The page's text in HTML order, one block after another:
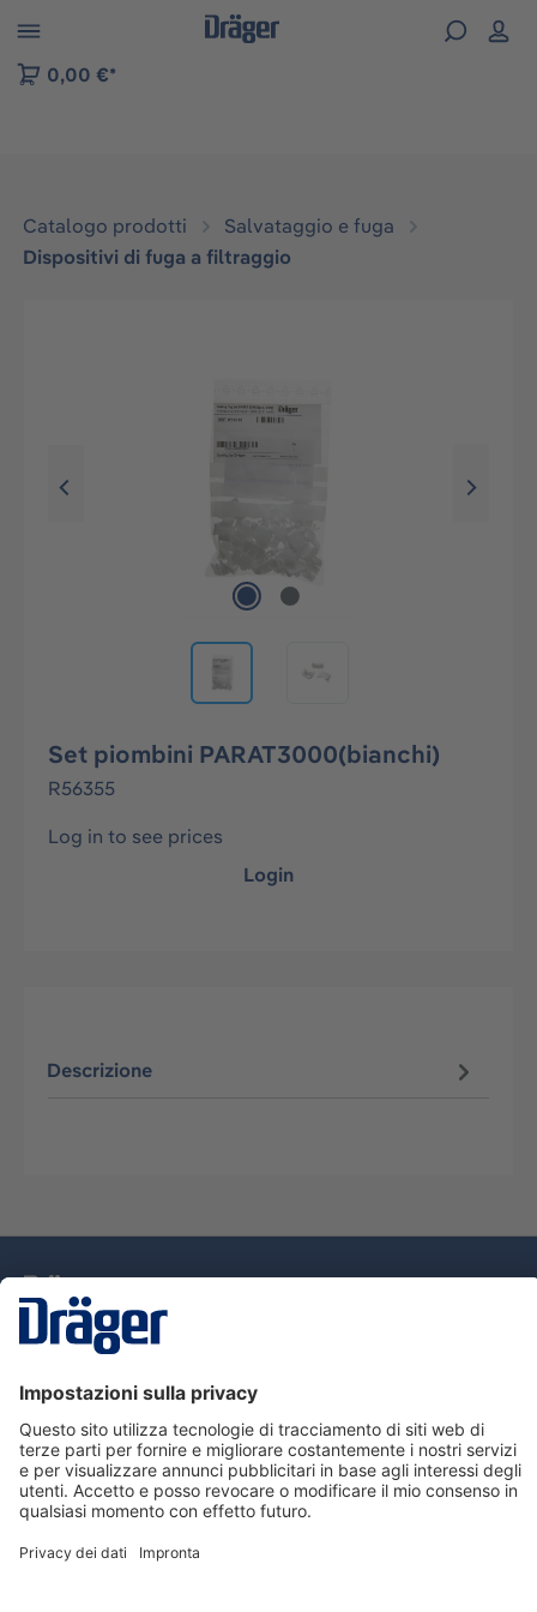
Skip to B2B platform navigation
0,00 €*
Catalogo prodotti
Salvataggio e fuga
Dispositivi di fuga a filtraggio
Set piombini PARAT3000(bianchi)
R56355
Log in to see prices
Login
Descrizione
Assistenza
Informazioni su Dräger
Informazioni